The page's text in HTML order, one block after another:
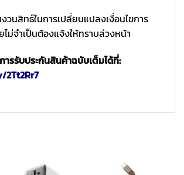
วนสิทธ์ในการเปลี่ยนแปลงเงื่อนไขการ
ไม่จำเป็นต้องแจ้งให้ทราบล่วงหน้า
ารรับประกันสินค้าฉบับเต็มได้ที่: